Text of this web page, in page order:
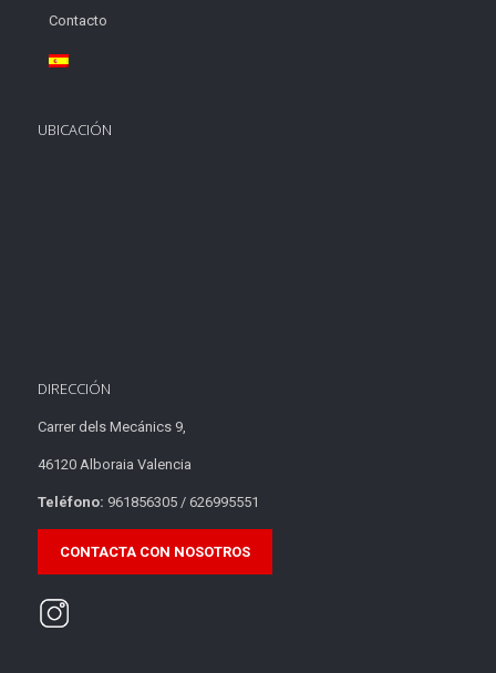
Contacto
UBICACIÓN
DIRECCIÓN
Carrer dels Mecánics 9,
46120 Alboraia Valencia
Teléfono: 961856305 / 626995551
CONTACTA CON NOSOTROS